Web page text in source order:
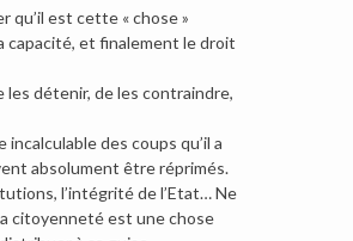
qu’il est cette « chose »
capacité, et finalement le droit
les détenir, de les contraindre,
des coups qu’il a
absolument être réprimés.
l’intégrité de l’Etat… Ne
citoyenneté est une chose